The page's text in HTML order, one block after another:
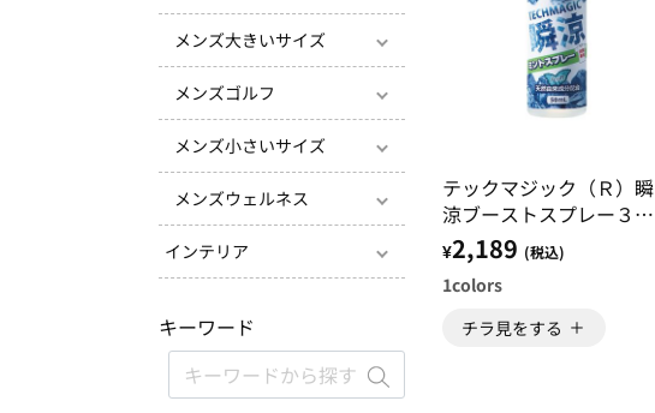
メンズ大きいサイズ
メンズゴルフ
メンズ小さいサイズ
メンズウェルネス
インテリア
キーワード
テックマジック（Ｒ）瞬
涼ブーストスプレー３本
組
¥2,189 (税込)
1colors
チラ見をする